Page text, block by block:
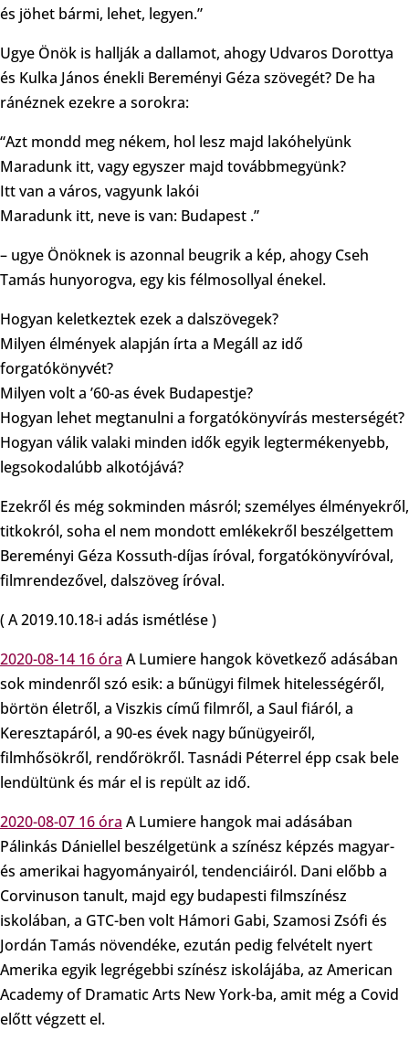
és jöhet bármi, lehet, legyen.”
Ugye Önök is hallják a dallamot, ahogy Udvaros Dorottya
és Kulka János énekli Bereményi Géza szövegét? De ha
ránéznek ezekre a sorokra:
“Azt mondd meg nékem, hol lesz majd lakóhelyünk
Maradunk itt, vagy egyszer majd továbbmegyünk?
Itt van a város, vagyunk lakói
Maradunk itt, neve is van: Budapest .”
– ugye Önöknek is azonnal beugrik a kép, ahogy Cseh
Tamás hunyorogva, egy kis félmosollyal énekel.
Hogyan keletkeztek ezek a dalszövegek?
Milyen élmények alapján írta a Megáll az idő
forgatókönyvét?
Milyen volt a ’60-as évek Budapestje?
Hogyan lehet megtanulni a forgatókönyvírás mesterségét?
Hogyan válik valaki minden idők egyik legtermékenyebb,
legsokodalúbb alkotójává?
Ezekről és még sokminden másról; személyes élményekről,
titkokról, soha el nem mondott emlékekről beszélgettem
Bereményi Géza Kossuth-díjas íróval, forgatókönyvíróval,
filmrendezővel, dalszöveg íróval.
( A 2019.10.18-i adás ismétlése )
2020-08-14 16 óra A Lumiere hangok következő adásában
sok mindenről szó esik: a bűnügyi filmek hitelességéről,
börtön életről, a Viszkis című filmről, a Saul fiáról, a
Keresztapáról, a 90-es évek nagy bűnügyeiről,
filmhősökről, rendőrökről. Tasnádi Péterrel épp csak bele
lendültünk és már el is repült az idő.
2020-08-07 16 óra A Lumiere hangok mai adásában
Pálinkás Dániellel beszélgetünk a színész képzés magyar-
és amerikai hagyományairól, tendenciáiról. Dani előbb a
Corvinuson tanult, majd egy budapesti filmszínész
iskolában, a GTC-ben volt Hámori Gabi, Szamosi Zsófi és
Jordán Tamás növendéke, ezután pedig felvételt nyert
Amerika egyik legrégebbi színész iskolájába, az American
Academy of Dramatic Arts New York-ba, amit még a Covid
előtt végzett el.